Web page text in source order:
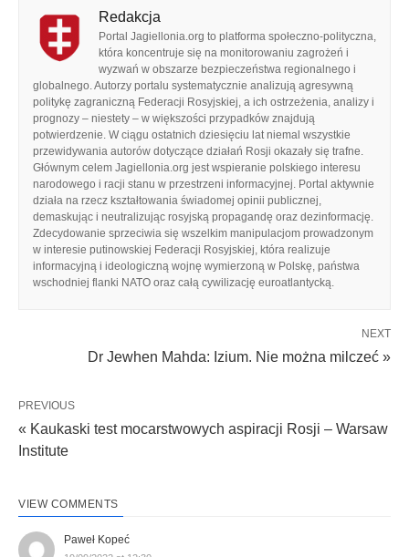
Redakcja
Portal Jagiellonia.org to platforma społeczno-polityczna,
która koncentruje się na monitorowaniu zagrożeń i
wyzwań w obszarze bezpieczeństwa regionalnego i
globalnego. Autorzy portalu systematycznie analizują agresywną
politykę zagraniczną Federacji Rosyjskiej, a ich ostrzeżenia, analizy i
prognozy – niestety – w większości przypadków znajdują
potwierdzenie. W ciągu ostatnich dziesięciu lat niemal wszystkie
przewidywania autorów dotyczące działań Rosji okazały się trafne.
Głównym celem Jagiellonia.org jest wspieranie polskiego interesu
narodowego i racji stanu w przestrzeni informacyjnej. Portal aktywnie
działa na rzecz kształtowania świadomej opinii publicznej,
demaskując i neutralizując rosyjską propagandę oraz dezinformację.
Zdecydowanie sprzeciwia się wszelkim manipulacjom prowadzonym
w interesie putinowskiej Federacji Rosyjskiej, która realizuje
informacyjną i ideologiczną wojnę wymierzoną w Polskę, państwa
wschodniej flanki NATO oraz całą cywilizację euroatlantycką.
NEXT
Dr Jewhen Mahda: Izium. Nie można milczeć »
PREVIOUS
« Kaukaski test mocarstwowych aspiracji Rosji – Warsaw
Institute
VIEW COMMENTS
Paweł Kopeć